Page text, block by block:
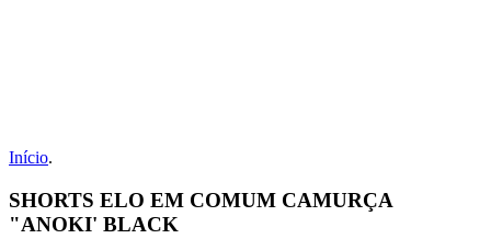
Início.
SHORTS ELO EM COMUM CAMURÇA
"ANOKI' BLACK